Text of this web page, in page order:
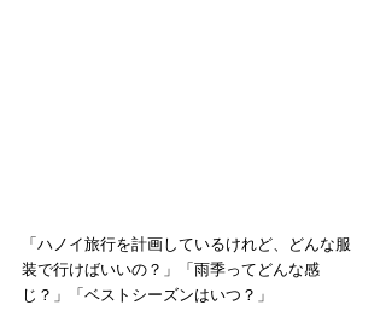
「ハノイ旅行を計画しているけれど、どんな服
装で行けばいいの？」「雨季ってどんな感
じ？」「ベストシーズンはいつ？」